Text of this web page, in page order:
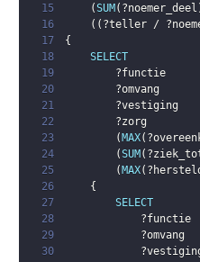
15
(SUM ( ?noemer_deel
16
( ( ?teller /
17
{
18
SELECT
19
?functie
20
?omvang
21
?vestiging
22
?zorg
23
( MAX(
24
(SUM (
25
( MAX(
26
{
27
SELECT
28
?functie
29
?omvang
30